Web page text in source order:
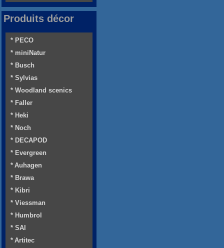
Produits décor
* PECO
* miniNatur
* Busch
* Sylvias
* Woodland scenics
* Faller
* Heki
* Noch
* DECAPOD
* Evergreen
* Auhagen
* Brawa
* Kibri
* Viessman
* Humbrol
* SAI
* Artitec